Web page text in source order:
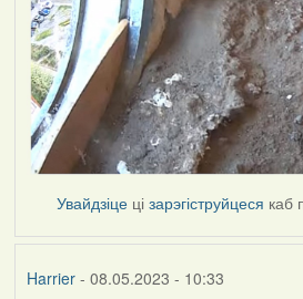
Увайдзіце цізарэгіструйцеся каб
Harrier- 08.05.2023 - 10:33